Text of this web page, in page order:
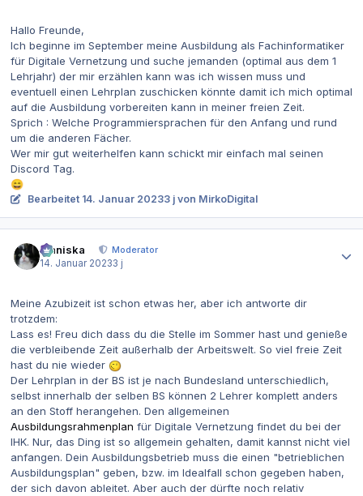
Hallo Freunde,
Ich beginne im September meine Ausbildung als Fachinformatiker
für Digitale Vernetzung und suche jemanden (optimal aus dem 1
Lehrjahr) der mir erzählen kann was ich wissen muss und
eventuell einen Lehrplan zuschicken könnte damit ich mich optimal
auf die Ausbildung vorbereiten kann in meiner freien Zeit.
Sprich : Welche Programmiersprachen für den Anfang und rund
um die anderen Fächer.
Wer mir gut weiterhelfen kann schickt mir einfach mal seinen
Discord Tag.
😄
Bearbeitet 14. Januar 20233 j von MirkoDigital
Maniska
Moderator
14. Januar 20233 j
Meine Azubizeit ist schon etwas her, aber ich antworte dir
trotzdem:
Lass es! Freu dich dass du die Stelle im Sommer hast und genieße
die verbleibende Zeit außerhalb der Arbeitswelt. So viel freie Zeit
hast du nie wieder
Der Lehrplan in der BS ist je nach Bundesland unterschiedlich,
selbst innerhalb der selben BS können 2 Lehrer komplett anders
an den Stoff herangehen. Den allgemeinen
Ausbildungsrahmenplan für Digitale Vernetzung findet du bei der
IHK. Nur, das Ding ist so allgemein gehalten, damit kannst nicht viel
anfangen. Dein Ausbildungsbetrieb muss die einen "betrieblichen
Ausbildungsplan" geben, bzw. im Idealfall schon gegeben haben,
der sich davon ableitet. Aber auch der dürfte noch relativ